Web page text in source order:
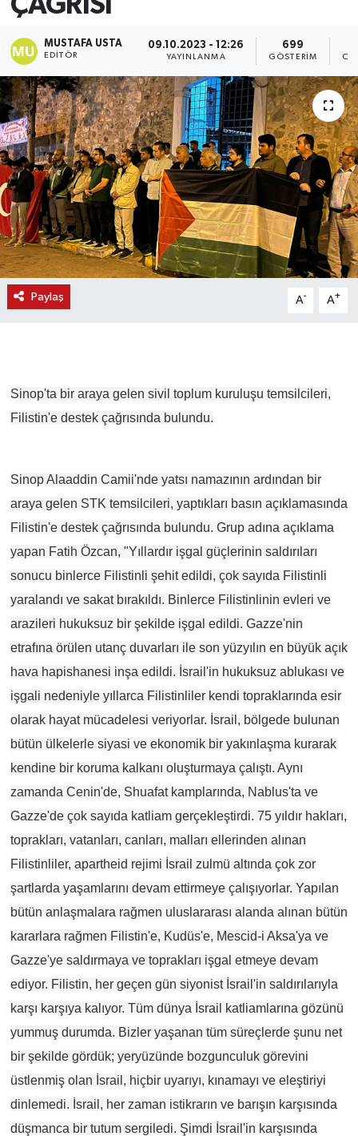
MUSTAFA USTA
EDITÖR
09.10.2023 - 12:26
YAYINLANMA
699
GÖSTERIM
Paylaş A- A+
Sinop'ta bir araya gelen sivil toplum kuruluşu temsilcileri,
Filistin'e destek çağrısında bulundu.
Sinop Alaaddin Camii'nde yatsı namazının ardından bir
araya gelen STK temsilcileri, yaptıkları basın açıklamasında
Filistin'e destek çağrısında bulundu. Grup adına açıklama
yapan Fatih Özcan, "Yıllardır işgal güçlerinin saldırıları
sonucu binlerce Filistinli şehit edildi, çok sayıda Filistinli
yaralandı ve sakat bırakıldı. Binlerce Filistinlinin evleri ve
arazileri hukuksuz bir şekilde işgal edildi. Gazze'nin
etrafına örülen utanç duvarları ile son yüzyılın en büyük açık
hava hapishanesi inşa edildi. İsrail'in hukuksuz ablukası ve
işgali nedeniyle yıllarca Filistinliler kendi topraklarında esir
olarak hayat mücadelesi veriyorlar. İsrail, bölgede bulunan
bütün ülkelerle siyasi ve ekonomik bir yakınlaşma kurarak
kendine bir koruma kalkanı oluşturmaya çalıştı. Aynı
zamanda Cenin'de, Shuafat kamplarında, Nablus'ta ve
Gazze'de çok sayıda katliam gerçekleştirdi. 75 yıldır hakları,
toprakları, vatanları, canları, malları ellerinden alınan
Filistinliler, apartheid rejimi İsrail zulmü altında çok zor
şartlarda yaşamlarını devam ettirmeye çalışıyorlar. Yapılan
bütün anlaşmalara rağmen uluslararası alanda alınan bütün
kararlara rağmen Filistin'e, Kudüs'e, Mescid-i Aksa'ya ve
Gazze'ye saldırmaya ve toprakları işgal etmeye devam
ediyor. Filistin, her geçen gün siyonist İsrail'in saldırılarıyla
karşı karşıya kalıyor. Tüm dünya İsrail katliamlarına gözünü
yummuş durumda. Bizler yaşanan tüm süreçlerde şunu net
bir şekilde gördük; yeryüzünde bozgunculuk görevini
üstlenmiş olan İsrail, hiçbir uyarıyı, kınamayı ve eleştiriyi
dinlemedi. İsrail, her zaman istikrarın ve barışın karşısında
düşmanca bir tutum sergiledi. Şimdi İsrail'in karşısında